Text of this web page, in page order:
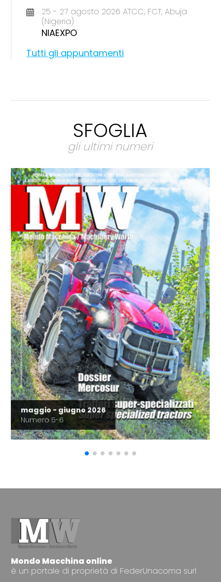
25 - 27 agosto 2026 ATCC, FCT, Abuja
(Nigeria)
NIAEXPO
Tutti gli appuntamenti
SFOGLIA
gli ultimi numeri
maggio - giugno 2026
Numero 5-6
Mondo Macchina online
è un portale di proprietà di FederUnacoma surl